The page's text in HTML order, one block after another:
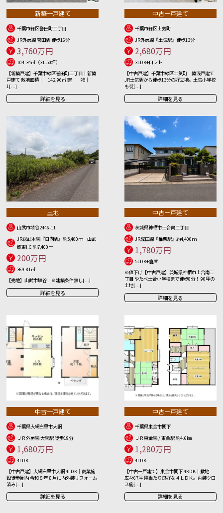
新築一戸建て
千葉市緑区誉田町二丁目
JR外房線 誉田駅 徒歩16分
3,760万円
104.34㎡（31.50坪）
【新築戸建】千葉市緑区誉田町二丁目｜新築
戸建て 敷地面積｜ 142.96㎡ 建 物｜
1[...]
詳細を見る
中古一戸建て
千葉市緑区土気町
JR外房線『土気駅』徒歩13分
2,680万円
3LDK+ロフト
【中古戸建】千葉市緑区土気町 築浅戸建て
JR土気駅から徒歩13分の好立地。土気小学校
も徒[...]
詳細を見る
土地
山武市埴谷2446-11
JR総武本線『日向駅』約5,400ｍ 山武
成東I.C 約7,400ｍ
200万円
369.81㎡
【売地】山武市埴谷 ※建築条件無し[...]
詳細を見る
中古一戸建て
茨城県神栖市土合南二丁目
JR成田線『椎柴駅』約4,400ｍ
1,780万円
5LDK+倉庫
※値下げ【中古戸建】茨城県神栖市土合南二
丁目 やたべ土合小学校まで徒歩8分！ 90坪の
土地[...]
詳細を見る
中古一戸建て
千葉県大網白里市大網
ＪＲ外房線 大網駅 徒歩19分
1,680万円
4LDK
【中古戸建】大網白里市大網 4LDK｜商業施
設徒歩圏内 令和８年６月に内外装リフォーム
済み[...]
詳細を見る
中古一戸建て
千葉県東金市関下
ＪＲ東金線 / 東金駅 約4.6㎞
1,280万円
4LDK
【中古一戸建て】東金市関下 4KDK｜敷地
広々67坪 陽当たり良好な４ＬＤＫ。内装クロ
ス施[...]
詳細を見る